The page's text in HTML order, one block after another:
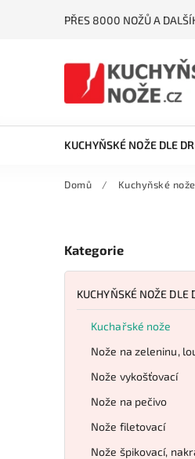
PŘES 8000 NOŽŮ A
KUCHYŇSKÉ NOŽE DLE
Domů / Kuchyňské
Kategorie
KUCHYŇSKÉ NOŽE DLE
Kuchařské nože
Nože na zeleninu,
Nože vykošťovací
Nože na pečivo
Nože filetovací
Nože špikovací,